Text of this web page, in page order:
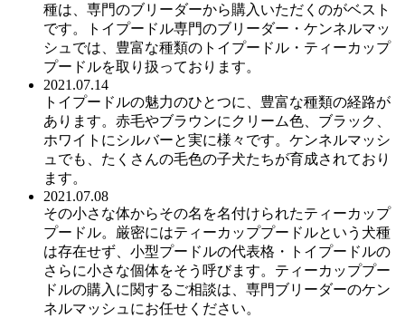
種は、専門のブリーダーから購入いただくのがベスト
です。トイプードル専門のブリーダー・ケンネルマッ
シュでは、豊富な種類のトイプードル・ティーカップ
プードルを取り扱っております。
2021.07.14
トイプードルの魅力のひとつに、豊富な種類の経路が
あります。赤毛やブラウンにクリーム色、ブラック、
ホワイトにシルバーと実に様々です。ケンネルマッシ
ュでも、たくさんの毛色の子犬たちが育成されており
ます。
2021.07.08
その小さな体からその名を名付けられたティーカップ
プードル。厳密にはティーカッププードルという犬種
は存在せず、小型プードルの代表格・トイプードルの
さらに小さな個体をそう呼びます。ティーカッププー
ドルの購入に関するご相談は、専門ブリーダーのケン
ネルマッシュにお任せください。